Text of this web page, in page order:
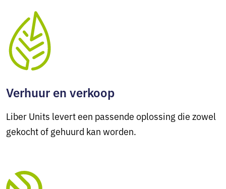
Verhuur en verkoop
Liber Units levert een passende oplossing die zowel
gekocht of gehuurd kan worden.